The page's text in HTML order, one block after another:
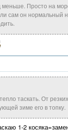
Просто на
сам он нормальный
таскать. От
зиме его в топку.
1-2